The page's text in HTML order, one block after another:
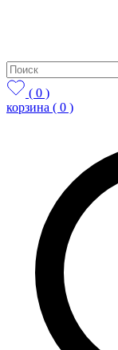
( 0 )
корзина ( 0 )